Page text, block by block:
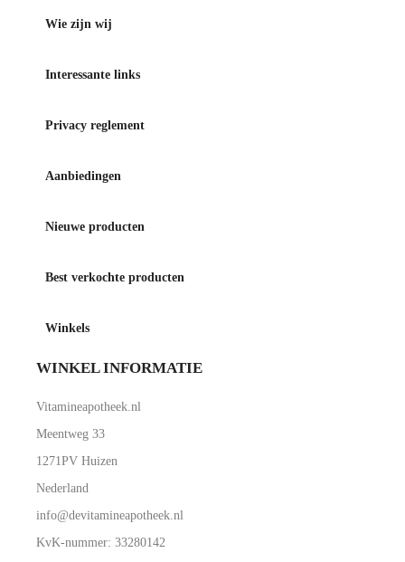
Wie zijn wij
Interessante links
Privacy reglement
Aanbiedingen
Nieuwe producten
Best verkochte producten
Winkels
WINKEL INFORMATIE
Vitamineapotheek.nl
Meentweg 33
1271PV Huizen
Nederland
info@devitamineapotheek.nl
KvK-nummer: 33280142